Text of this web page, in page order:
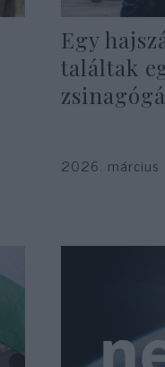
Egy
találtak
2026. március